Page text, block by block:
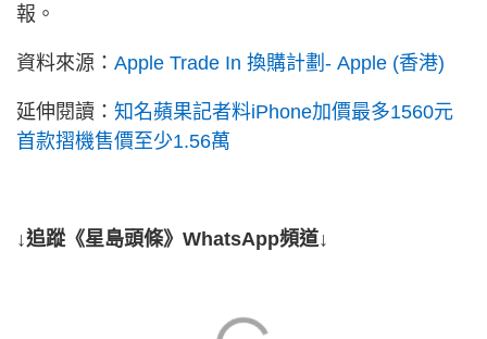
報。
資料來源： Apple Trade In 換購計劃- Apple (香港)
延伸閱讀： 知名蘋果記者料iPhone加價最多1560元
首款摺機售價至少1.56萬
↓追蹤《星島頭條》WhatsApp頻道↓